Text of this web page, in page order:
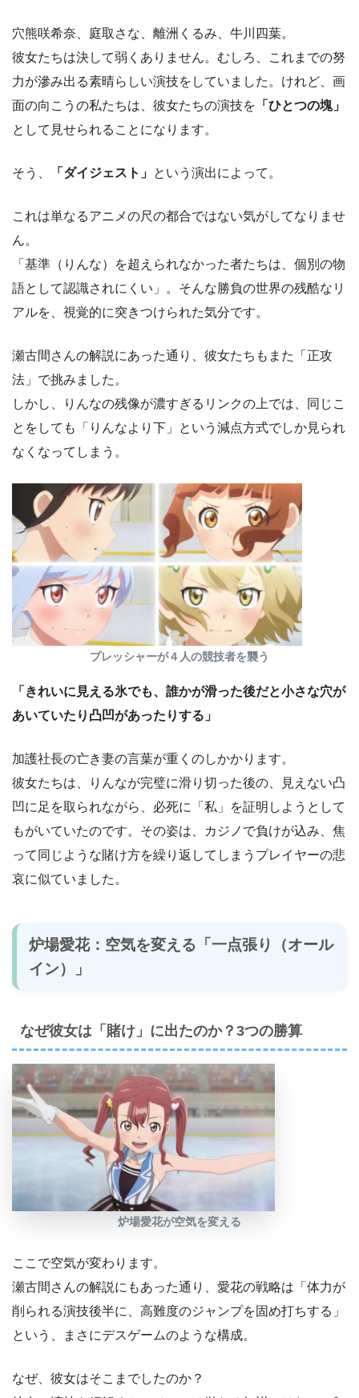
穴熊咲希奈、庭取さな、離洲くるみ、牛川四葉。
彼女たちは決して弱くありません。むしろ、これまでの努
力が滲み出る素晴らしい演技をしていました。けれど、画
面の向こうの私たちは、彼女たちの演技を 「ひとつの塊」
として見せられることになります。
そう、 「ダイジェスト」 という演出によって。
これは単なるアニメの尺の都合ではない気がしてなりませ
ん。
「基準（りんな）を超えられなかった者たちは、個別の物
語として認識されにくい」。そんな勝負の世界の残酷なリ
アルを、視覚的に突きつけられた気分です。
瀬古間さんの解説にあった通り、彼女たちもまた「正攻
法」で挑みました。
しかし、りんなの残像が濃すぎるリンクの上では、同じこ
とをしても「りんなより下」という減点方式でしか見られ
なくなってしまう。
プレッシャーが４人の競技者を襲う
「きれいに見える氷でも、誰かが滑った後だと小さな穴が
あいていたり凸凹があったりする」
加護社長の亡き妻の言葉が重くのしかかります。
彼女たちは、りんなが完璧に滑り切った後の、見えない凸
凹に足を取られながら、必死に「私」を証明しようとして
もがいていたのです。その姿は、カジノで負けが込み、焦
って同じような賭け方を繰り返してしまうプレイヤーの悲
哀に似ていました。
炉場愛花：空気を変える「一点張り（オール
イン）」
なぜ彼女は「賭け」に出たのか？3つの勝算
炉場愛花が空気を変える
ここで空気が変わります。
瀬古間さんの解説にもあった通り、愛花の戦略は「体力が
削られる演技後半に、高難度のジャンプを固め打ちする」
という、まさにデスゲームのような構成。
なぜ、彼女はそこまでしたのか？